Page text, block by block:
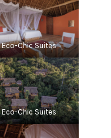
Eco-Chic Suites
Eco-Chic Suites